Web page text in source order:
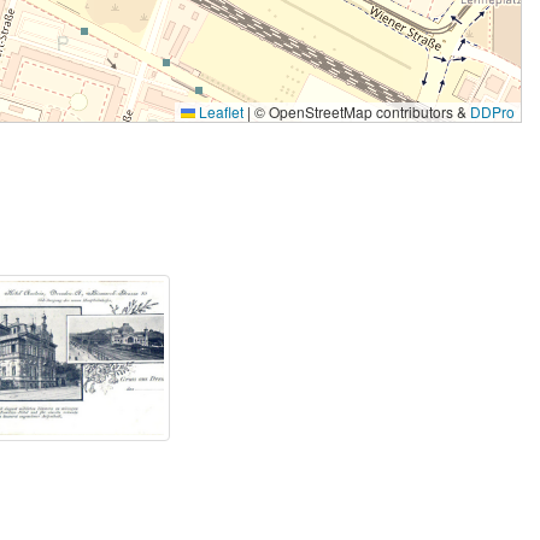
Leaflet | © OpenStreetMap contributors & DDPro